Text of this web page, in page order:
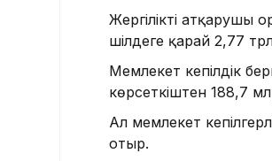
Жергілікті атқарушы
шілдеге қарай 2,77
Мемлекет кепілдік
көрсеткіштен 188,7
Ал мемлекет
отыр.